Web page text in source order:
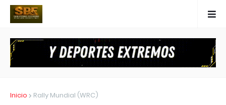
Inicio Rally Mundial (WRC)